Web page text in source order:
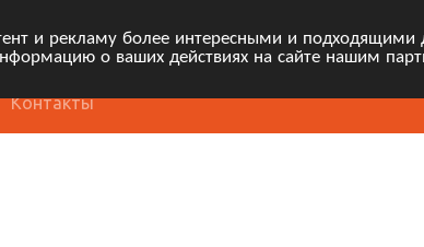
и рекламу более интересными и подходящими
о ваших действиях на сайте нашим
Контакты